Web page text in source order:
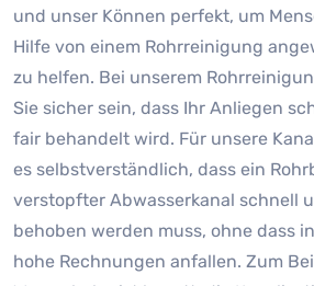
und unser Können perfekt, um
Hilfe von einem Rohrreinigung
zu helfen. Bei unserem
Sie sicher sein, dass Ihr Anliegen
fair behandelt wird. Für unsere
es selbstverständlich, dass ein
verstopfter Abwasserkanal schnell
behoben werden muss, ohne dass
hohe Rechnungen anfallen. Zum